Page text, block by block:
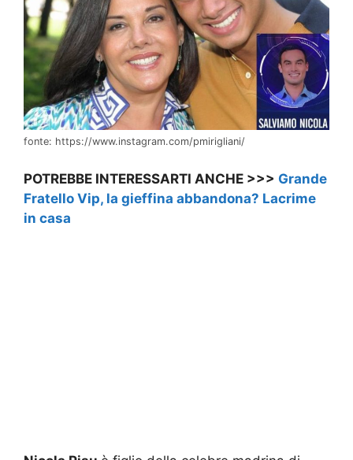
fonte: https://www.instagram.com/pmirigliani/
POTREBBE INTERESSARTI ANCHE >>> Grande
Fratello Vip, la gieffina abbandona? Lacrime
in casa